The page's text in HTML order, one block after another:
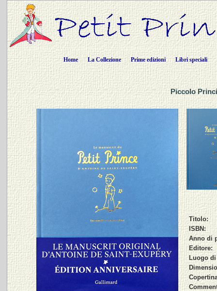
Home La Collezione Prime edizioni Libri speciali
Piccolo
Titolo:
ISBN:
Anno di
Editore:
Luogo